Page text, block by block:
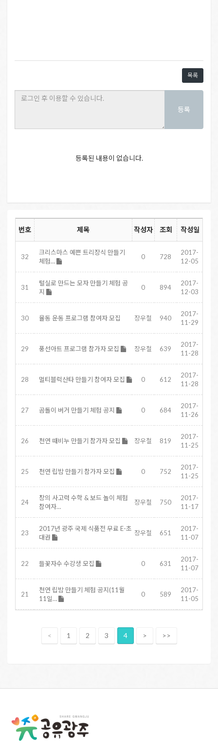
목록
등록
등록된 내용이 없습니다.
번호 제목 작성자 조회 작성일
32
크리스마스 예쁜 트리장식 만들기
체험…
0 728
2017-
12-05
31
털실로 만드는 모자 만들기 체험 공
지
0 894
2017-
12-03
30 율동 운동 프로그램 참여자 모집 장우철 940
2017-
11-29
29 풍선아트 프로그램 참가자 모집 장우철 639
2017-
11-28
28 멀티블럭산타 만들기 참여자 모집 0 612
2017-
11-28
27 곰돌이 버거 만들기 체험 공지 0 684
2017-
11-26
26 천연 때비누 만들기 참가자 모집 장우철 819
2017-
11-25
25 천연 립밤 만들기 참가자 모집 0 752
2017-
11-25
24
창의 사고력 수학 & 보드 놀이 체험
참여자…
장우철 750
2017-
11-17
23
2017년 광주 국제 식품전 무료 E-초
대권
장우철 651
2017-
11-07
22 들꽃자수 수강생 모집 0 631
2017-
11-07
21
천연 립밤 만들기 체험 공지(11월
11일…
0 589
2017-
11-05
< 1 2 3 4 > >>